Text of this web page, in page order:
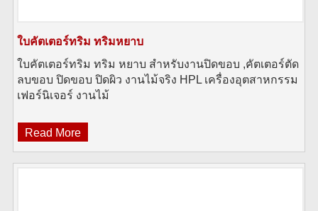
ใบคัตเตอร์ทริม ทริมหยาบ
ใบคัตเตอร์ทริม ทริม หยาบ สำหรับงานปิดขอบ ,คัตเตอร์ตัด
ลบขอบ ปิดขอบ ปิดผิว งานไม้จริง HPL เครื่องอุตสาหกรรม
เฟอร์นิเจอร์ งานไม้
Read More